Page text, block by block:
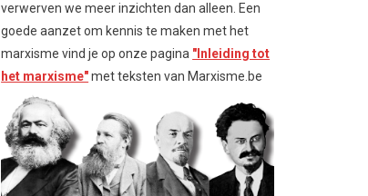
verwerven we meer inzichten dan alleen. Een
goede aanzet om kennis te maken met het
marxisme vind je op onze pagina "Inleiding tot
het marxisme"met teksten van Marxisme.be